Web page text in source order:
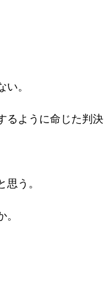
。
るように命じた判決
う。